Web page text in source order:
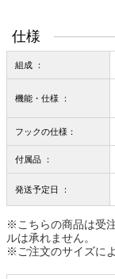
仕様
組成 ：
機能・仕様 ：
フックの仕様：
付属品 ：
発送予定日 ：
※こちらの商品は受
ルは承れません。
※ご注文のサイズに